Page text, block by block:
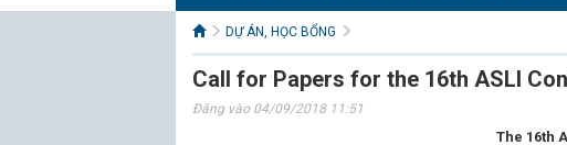
DỰ ÁN, HỌC BỔNG
Call for Papers for the 16th ASLI
Đăng vào 04/09/2018 11:51
The 16th